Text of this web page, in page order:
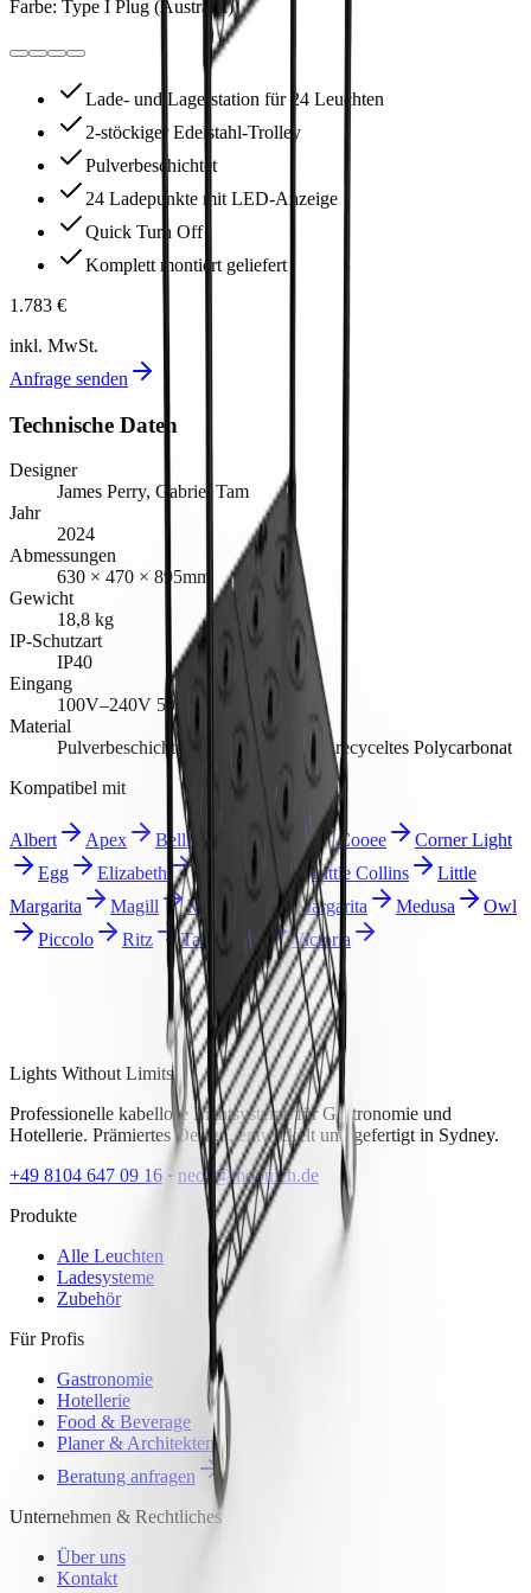
Farbe: Type I Plug (Australia)
Lade- und Lagerstation für 24 Leuchten
2-stöckiger Edelstahl-Trolley
Pulverbeschichtet
24 Ladepunkte mit LED-Anzeige
Quick Turn Off
Komplett montiert geliefert
1.783 €
inkl. MwSt.
Anfrage senden
Technische Daten
Designer
James Perry, Gabriel Tam
Jahr
2024
Abmessungen
630 × 470 × 895mm
Gewicht
18,8 kg
IP-Schutzart
IP40
Eingang
100V–240V 50Hz–60Hz 1,5A
Material
Pulverbeschichteter Edelstahl + 75% recyceltes Polycarbonat
Kompatibel mit
Albert Apex Bellingen Collins Cooee
Corner Light
Egg
Elizabeth Gem Little Collins
Little
Margarita
Magill Manhattan Margarita Medusa
Owl
Piccolo
Ritz Tall Poppy Victoria
Lights Without Limits.
Professionelle kabellose Lichtsysteme für Gastronomie und
Hotellerie. Prämiertes Design, entwickelt und gefertigt in Sydney.
+49 8104 647 09 16 · neoz@moonich.de
Produkte
Alle Leuchten
Ladesysteme
Zubehör
Für Profis
Gastronomie
Hotellerie
Food & Beverage
Planer & Architekten
Beratung anfragen
Unternehmen & Rechtliches
Über uns
Kontakt